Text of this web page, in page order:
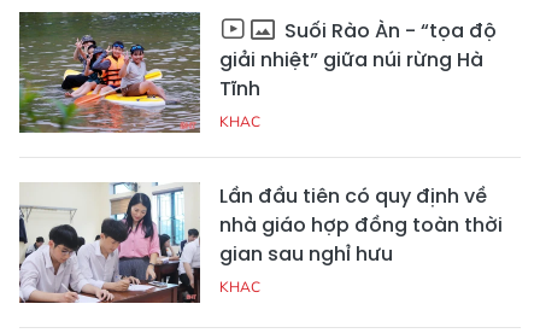
Suối Rào Àn - “tọa độ
giải nhiệt” giữa núi rừng Hà
Tĩnh
KHAC
Lần đầu tiên có quy định về
nhà giáo hợp đồng toàn thời
gian sau nghỉ hưu
KHAC